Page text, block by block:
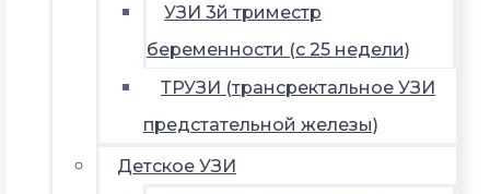
УЗИ 3й триместр
беременности (с 25 недели)
ТРУЗИ (трансректальное УЗИ
предстательной железы)
Детское УЗИ